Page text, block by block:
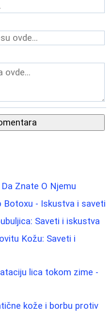
Znate O Njemu
- Iskustva i saveti
Saveti i iskustva
Kožu: Saveti i
lica tokom zime -
kože i borbu protiv